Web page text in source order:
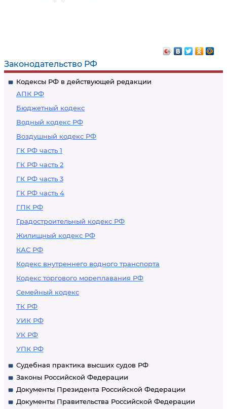
Законодательство РФ
Кодексы РФ в действующей редакции
АПК РФ
Бюджетный кодекс
Водный кодекс РФ
Воздушный кодекс РФ
ГК РФ часть 1
ГК РФ часть 2
ГК РФ часть 3
ГК РФ часть 4
ГПК РФ
Градостроительный кодекс РФ
Жилищный кодекс РФ
КАС РФ
Кодекс внутреннего водного транспорта
Кодекс торгового мореплавания РФ
Семейный кодекс
ТК РФ
УИК РФ
УК РФ
УПК РФ
Судебная практика высших судов РФ
Законы Российской Федерации
Документы Президента Российской Федерации
Документы Правительства Российской Федерации